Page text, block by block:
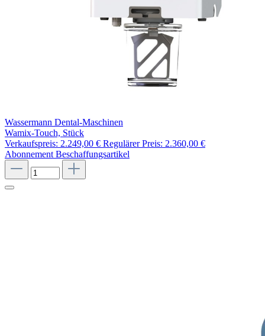
Wassermann Dental-Maschinen
Wamix-Touch, Stück
Verkaufspreis: 2.249,00 € Regulärer Preis: 2.360,00 €
Abonnement Beschaffungsartikel